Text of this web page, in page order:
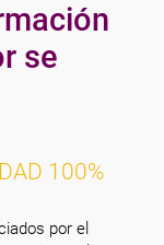
se
100%
por el